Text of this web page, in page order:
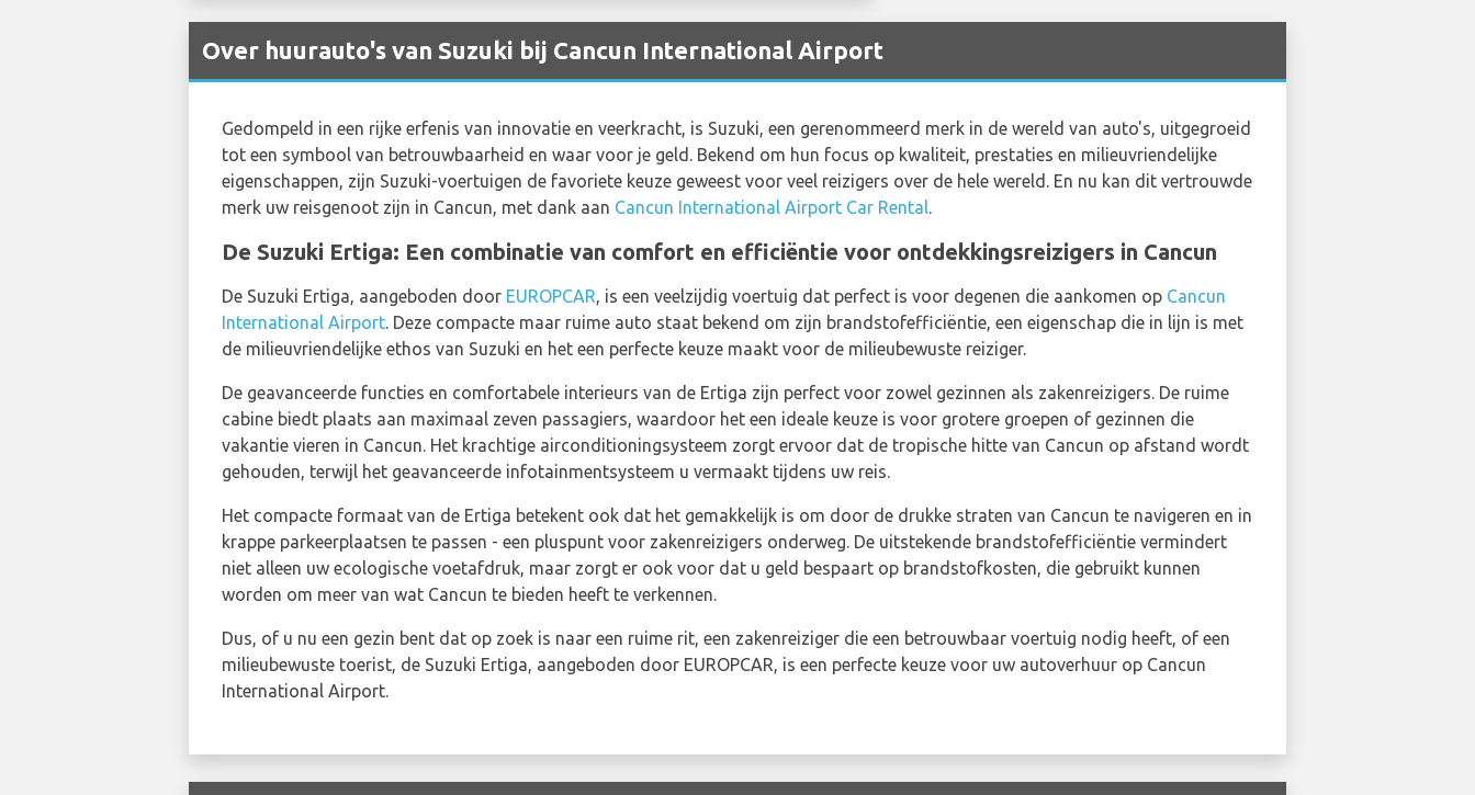
Over huurauto's van Suzuki bij Cancun International Airport
Gedompeld in een rijke erfenis van innovatie en veerkracht, is Suzuki, een gerenommeerd merk in de wereld van auto's, uitgegroeid
tot een symbool van betrouwbaarheid en waar voor je geld. Bekend om hun focus op kwaliteit, prestaties en milieuvriendelijke
eigenschappen, zijn Suzuki-voertuigen de favoriete keuze geweest voor veel reizigers over de hele wereld. En nu kan dit vertrouwde
merk uw reisgenoot zijn in Cancun, met dank aan Cancun International Airport Car Rental.
De Suzuki Ertiga: Een combinatie van comfort en efficiëntie voor ontdekkingsreizigers in Cancun
De Suzuki Ertiga, aangeboden door EUROPCAR, is een veelzijdig voertuig dat perfect is voor degenen die aankomen op Cancun
International Airport. Deze compacte maar ruime auto staat bekend om zijn brandstofefficiëntie, een eigenschap die in lijn is met
de milieuvriendelijke ethos van Suzuki en het een perfecte keuze maakt voor de milieubewuste reiziger.
De geavanceerde functies en comfortabele interieurs van de Ertiga zijn perfect voor zowel gezinnen als zakenreizigers. De ruime
cabine biedt plaats aan maximaal zeven passagiers, waardoor het een ideale keuze is voor grotere groepen of gezinnen die
vakantie vieren in Cancun. Het krachtige airconditioningsysteem zorgt ervoor dat de tropische hitte van Cancun op afstand wordt
gehouden, terwijl het geavanceerde infotainmentsysteem u vermaakt tijdens uw reis.
Het compacte formaat van de Ertiga betekent ook dat het gemakkelijk is om door de drukke straten van Cancun te navigeren en in
krappe parkeerplaatsen te passen - een pluspunt voor zakenreizigers onderweg. De uitstekende brandstofefficiëntie vermindert
niet alleen uw ecologische voetafdruk, maar zorgt er ook voor dat u geld bespaart op brandstofkosten, die gebruikt kunnen
worden om meer van wat Cancun te bieden heeft te verkennen.
Dus, of u nu een gezin bent dat op zoek is naar een ruime rit, een zakenreiziger die een betrouwbaar voertuig nodig heeft, of een
milieubewuste toerist, de Suzuki Ertiga, aangeboden door EUROPCAR, is een perfecte keuze voor uw autoverhuur op Cancun
International Airport.